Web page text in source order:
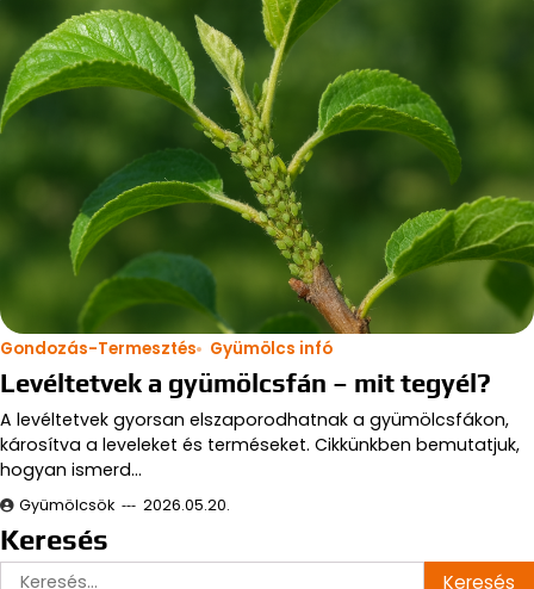
Gondozás-Termesztés Gyümölcs infó
Levéltetvek a gyümölcsfán – mit tegyél?
A levéltetvek gyorsan elszaporodhatnak a gyümölcsfákon,
károsítva a leveleket és terméseket. Cikkünkben bemutatjuk,
hogyan ismerd…
Gyümölcsök 2026.05.20.
Keresés
Keresés: